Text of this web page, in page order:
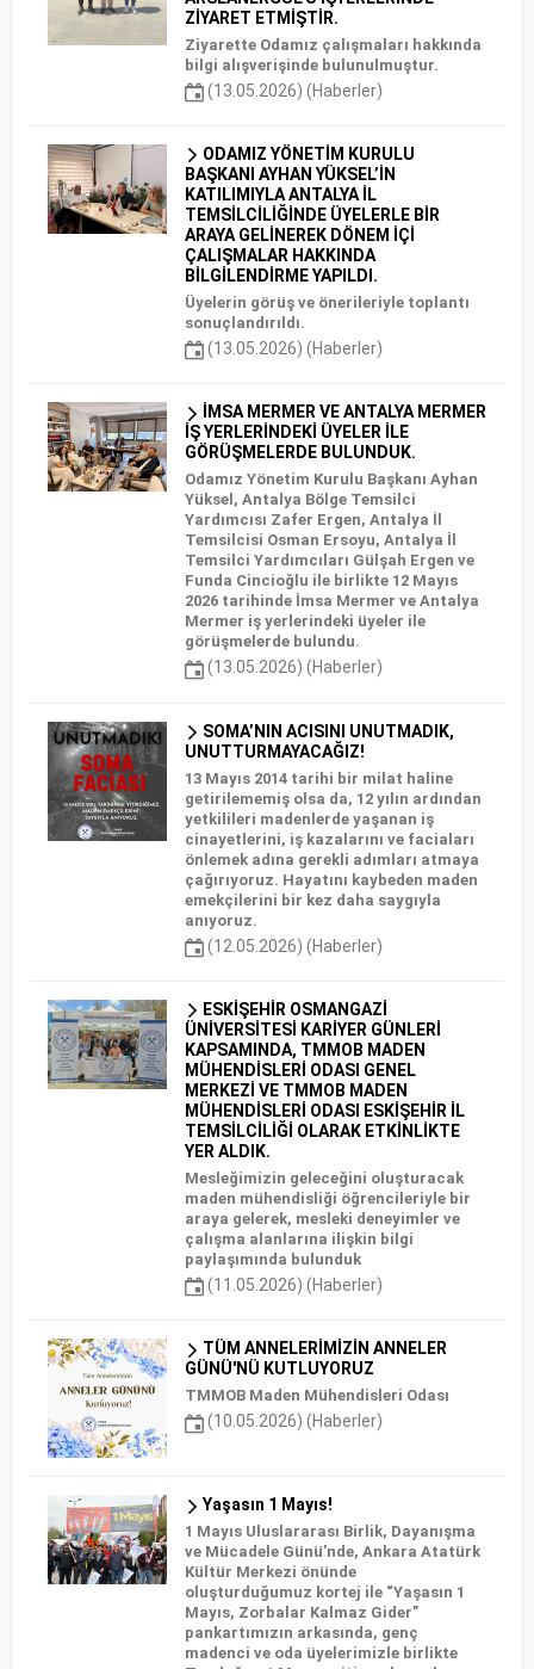
ZİYARET ETMİŞTİR.
Ziyarette Odamız çalışmaları hakkında
bilgi alışverişinde bulunulmuştur.
(13.05.2026) (Haberler)
ODAMIZ YÖNETİM KURULU
BAŞKANI AYHAN YÜKSEL’İN
KATILIMIYLA ANTALYA İL
TEMSİLCİLİĞİNDE ÜYELERLE BİR
ARAYA GELİNEREK DÖNEM İÇİ
ÇALIŞMALAR HAKKINDA
BİLGİLENDİRME YAPILDI.
Üyelerin görüş ve önerileriyle toplantı
sonuçlandırıldı.
(13.05.2026) (Haberler)
İMSA MERMER VE ANTALYA MERMER
İŞ YERLERİNDEKİ ÜYELER İLE
GÖRÜŞMELERDE BULUNDUK.
Odamız Yönetim Kurulu Başkanı Ayhan
Yüksel, Antalya Bölge Temsilci
Yardımcısı Zafer Ergen, Antalya İl
Temsilcisi Osman Ersoyu, Antalya İl
Temsilci Yardımcıları Gülşah Ergen ve
Funda Cincioğlu ile birlikte 12 Mayıs
2026 tarihinde İmsa Mermer ve Antalya
Mermer iş yerlerindeki üyeler ile
görüşmelerde bulundu.
(13.05.2026) (Haberler)
SOMA’NIN ACISINI UNUTMADIK,
UNUTTURMAYACAĞIZ!
13 Mayıs 2014 tarihi bir milat haline
getirilememiş olsa da, 12 yılın ardından
yetkilileri madenlerde yaşanan iş
cinayetlerini, iş kazalarını ve faciaları
önlemek adına gerekli adımları atmaya
çağırıyoruz. Hayatını kaybeden maden
emekçilerini bir kez daha saygıyla
anıyoruz.
(12.05.2026) (Haberler)
ESKİŞEHİR OSMANGAZİ
ÜNİVERSİTESİ KARİYER GÜNLERİ
KAPSAMINDA, TMMOB MADEN
MÜHENDİSLERİ ODASI GENEL
MERKEZİ VE TMMOB MADEN
MÜHENDİSLERİ ODASI ESKİŞEHİR İL
TEMSİLCİLİĞİ OLARAK ETKİNLİKTE
YER ALDIK.
Mesleğimizin geleceğini oluşturacak
maden mühendisliği öğrencileriyle bir
araya gelerek, mesleki deneyimler ve
çalışma alanlarına ilişkin bilgi
paylaşımında bulunduk
(11.05.2026) (Haberler)
TÜM ANNELERİMİZİN ANNELER
GÜNÜ'NÜ KUTLUYORUZ
TMMOB Maden Mühendisleri Odası
(10.05.2026) (Haberler)
Yaşasın 1 Mayıs!
1 Mayıs Uluslararası Birlik, Dayanışma
ve Mücadele Günü’nde, Ankara Atatürk
Kültür Merkezi önünde
oluşturduğumuz kortej ile “Yaşasın 1
Mayıs, Zorbalar Kalmaz Gider”
pankartımızın arkasında, genç
madenci ve oda üyelerimizle birlikte